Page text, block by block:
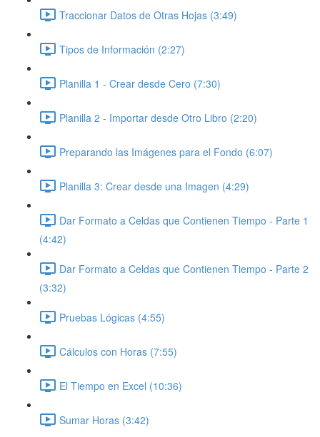
Traccionar Datos de Otras Hojas (3:49)
Tipos de Información (2:27)
Planilla 1 - Crear desde Cero (7:30)
Planilla 2 - Importar desde Otro Libro (2:20)
Preparando las Imágenes para el Fondo (6:07)
Planilla 3: Crear desde una Imagen (4:29)
Dar Formato a Celdas que Contienen Tiempo - Parte 1
(4:42)
Dar Formato a Celdas que Contienen Tiempo - Parte 2
(3:32)
Pruebas Lógicas (4:55)
Cálculos con Horas (7:55)
El Tiempo en Excel (10:36)
Sumar Horas (3:42)